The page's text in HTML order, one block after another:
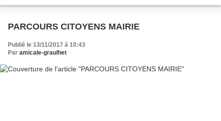
PARCOURS CITOYENS MAIRIE
Publié le 13/11/2017 à 10:43
Par amicale-graulhet